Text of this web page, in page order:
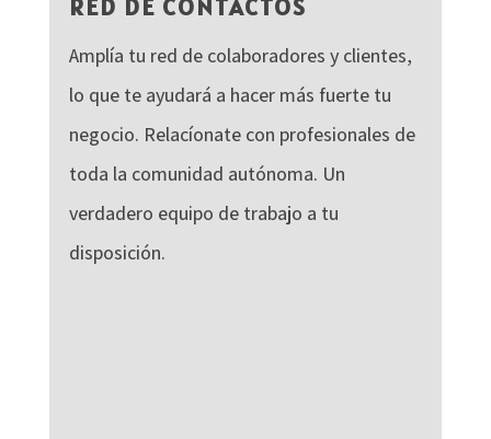
RED DE CONTACTOS
Amplía tu red de colaboradores y clientes,
lo que te ayudará a hacer más fuerte tu
negocio. Relacíonate con profesionales de
toda la comunidad autónoma. Un
verdadero equipo de trabajo a tu
disposición.